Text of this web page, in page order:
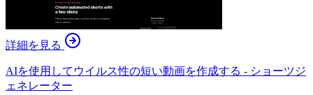
詳細を見る
AIを使用してウイルス性の短い動画を作成する - ショーツジ
ェネレーター